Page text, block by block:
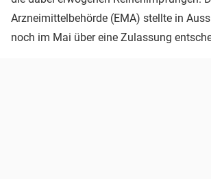
Arzneimittelbehörde (EMA) stellte in
noch im Mai über eine Zulassung